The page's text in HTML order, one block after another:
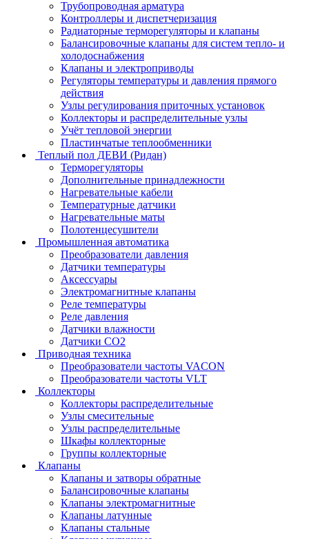
Трубопроводная арматура
Контроллеры и диспетчеризация
Радиаторные терморегуляторы и клапаны
Балансировочные клапаны для систем тепло- и
холодоснабжения
Клапаны и электроприводы
Регуляторы температуры и давления прямого
действия
Узлы регулирования приточных установок
Коллекторы и распределительные узлы
Учёт тепловой энергии
Пластинчатые теплообменники
Теплый пол ДЕВИ (Ридан)
Терморегуляторы
Дополнительные принадлежности
Нагревательные кабели
Температурные датчики
Нагревательные маты
Полотенцесушители
Промышленная автоматика
Преобразователи давления
Датчики температуры
Аксессуары
Электромагнитные клапаны
Реле температуры
Реле давления
Датчики влажности
Датчики CO2
Приводная техника
Преобразователи частоты VACON
Преобразователи частоты VLT
Коллекторы
Коллекторы распределительные
Узлы смесительные
Узлы распределительные
Шкафы коллекторные
Группы коллекторные
Клапаны
Клапаны и затворы обратные
Балансировочные клапаны
Клапаны электромагнитные
Клапаны латунные
Клапаны стальные